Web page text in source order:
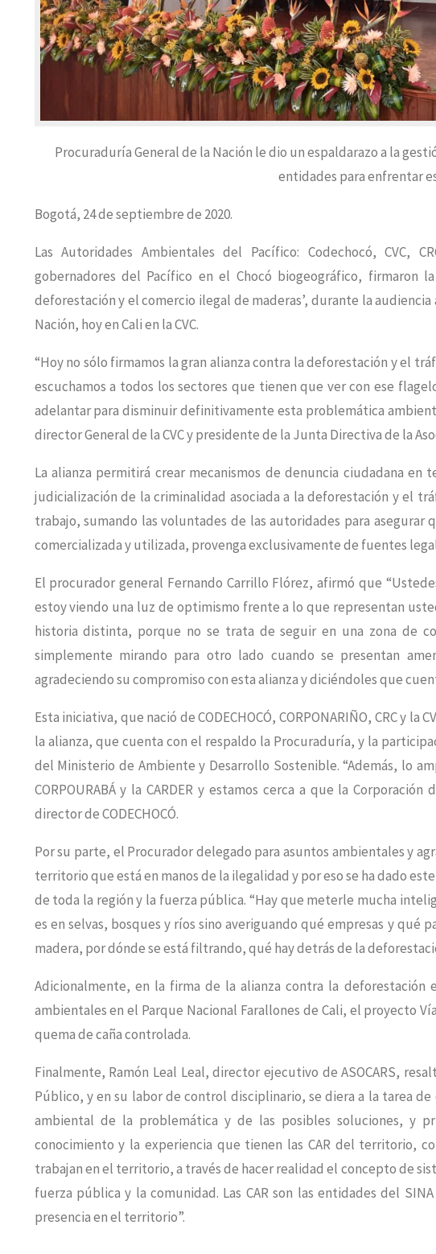
Procuraduría General de la Nación le dio un espaldarazo a la
entidades para enfrentar
Bogotá, 24 de septiembre de 2020.
Las Autoridades Ambientales del Pacífico: Codechocó, CVC,
gobernadores del Pacífico en el Chocó biogeográfico, firmaron
deforestación y el comercio ilegal de maderas’, durante la
Nación, hoy en Cali en la CVC.
“Hoy no sólo firmamos la gran alianza contra la deforestación y el
escuchamos a todos los sectores que tienen que ver con ese
adelantar para disminuir definitivamente esta problemática
director General de la CVC y presidente de la Junta Directiva de la
La alianza permitirá crear mecanismos de denuncia ciudadana
judicialización de la criminalidad asociada a la deforestación y el
trabajo, sumando las voluntades de las autoridades para
comercializada y utilizada, provenga exclusivamente de fuentes
El procurador general Fernando Carrillo Flórez, afirmó que
estoy viendo una luz de optimismo frente a lo que representan
historia distinta, porque no se trata de seguir en una zona de
simplemente mirando para otro lado cuando se presentan
agradeciendo su compromiso con esta alianza y diciéndoles que
Esta iniciativa, que nació de CODECHOCÓ, CORPONARIÑO, CRC y la
la alianza, que cuenta con el respaldo la Procuraduría, y la
del Ministerio de Ambiente y Desarrollo Sostenible. “Además, lo
CORPOURABÁ y la CARDER y estamos cerca a que la
director de CODECHOCÓ.
Por su parte, el Procurador delegado para asuntos ambientales y
territorio que está en manos de la ilegalidad y por eso se ha dado
de toda la región y la fuerza pública. “Hay que meterle mucha
es en selvas, bosques y ríos sino averiguando qué empresas y qué
madera, por dónde se está filtrando, qué hay detrás de la
Adicionalmente, en la firma de la alianza contra la deforestación
ambientales en el Parque Nacional Farallones de Cali, el proyecto
quema de caña controlada.
Finalmente, Ramón Leal Leal, director ejecutivo de ASOCARS,
Público, y en su labor de control disciplinario, se diera a la tarea de
ambiental de la problemática y de las posibles soluciones, y
conocimiento y la experiencia que tienen las CAR del territorio,
trabajan en el territorio, a través de hacer realidad el concepto de
fuerza pública y la comunidad. Las CAR son las entidades del
presencia en el territorio”.